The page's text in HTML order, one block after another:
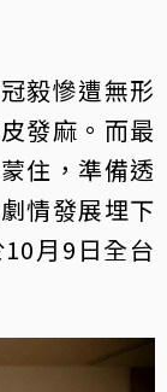
毅慘遭無形
發麻。而最
住，準備透
情發展埋下
月9日全台